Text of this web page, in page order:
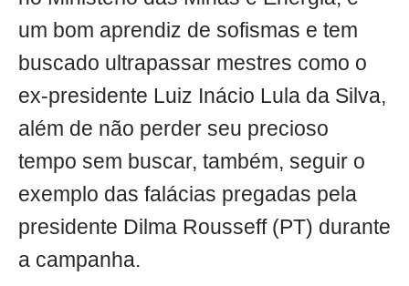
um bom aprendiz de sofismas e tem
buscado ultrapassar mestres como o
ex-presidente Luiz Inácio Lula da Silva,
além de não perder seu precioso
tempo sem buscar, também, seguir o
exemplo das falácias pregadas pela
presidente Dilma Rousseff (PT) durante
a campanha.